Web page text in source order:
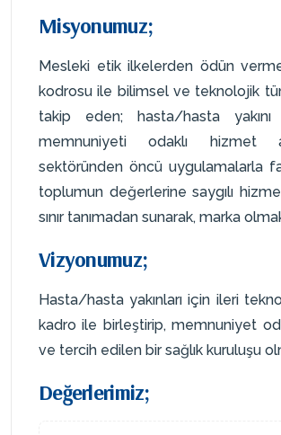
Misyonumuz;
Mesleki etik ilkelerden ödün
kodrosu ile bilimsel ve teknolojik
takip eden; hasta/hasta
memnuniyeti odaklı hizmet
sektöründen öncü uygulamalarla
toplumun değerlerine saygılı hizmet
sınır tanımadan sunarak, marka
Vizyonumuz;
Hasta/hasta yakınları için ileri
kadro ile birleştirip, memnuniyet
ve tercih edilen bir sağlık kuruluşu
Değerlerimiz;